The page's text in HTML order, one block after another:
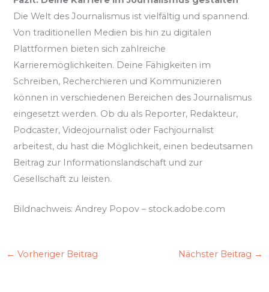
Die Welt des Journalismus ist vielfältig und spannend.
Von traditionellen Medien bis hin zu digitalen
Plattformen bieten sich zahlreiche
Karrieremöglichkeiten. Deine Fähigkeiten im
Schreiben, Recherchieren und Kommunizieren
können in verschiedenen Bereichen des Journalismus
eingesetzt werden. Ob du als Reporter, Redakteur,
Podcaster, Videojournalist oder Fachjournalist
arbeitest, du hast die Möglichkeit, einen bedeutsamen
Beitrag zur Informationslandschaft und zur
Gesellschaft zu leisten.
Bildnachweis: Andrey Popov – stock.adobe.com
← Vorheriger Beitrag Nächster Beitrag →